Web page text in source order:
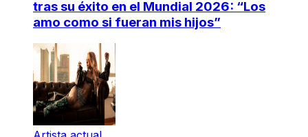
tras su éxito en el Mundial 2026: “Los
amo como si fueran mis hijos”